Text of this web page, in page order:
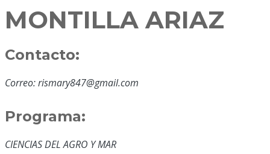
MONTILLA ARIAZ
Contacto:
Correo: rismary847@gmail.com
Programa:
CIENCIAS DEL AGRO Y MAR